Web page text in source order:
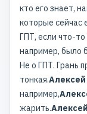
кто его знает,
которые сейчас
ГПТ, если что-
например, было
Не о ГПТ. Грань
тонкая.
например,
жарить.